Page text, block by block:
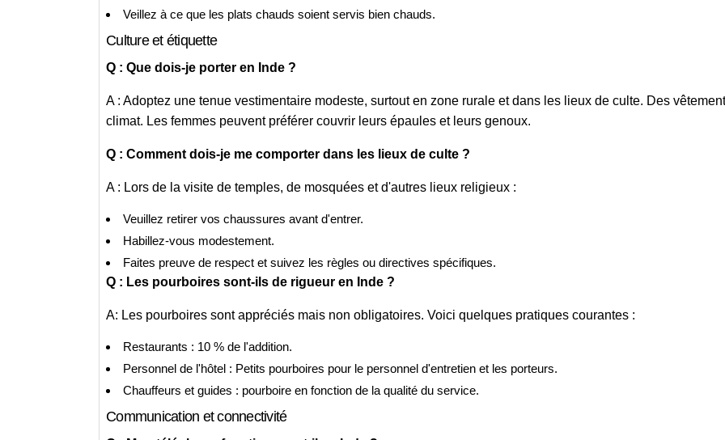
Veillez à ce que les plats chauds soient servis bien chauds.
Culture et étiquette
Q : Que dois-je porter en Inde ?
A : Adoptez une tenue vestimentaire modeste, surtout en zone rurale et dans les lieux de culte. Des
climat. Les femmes peuvent préférer couvrir leurs épaules et leurs genoux.
Q : Comment dois-je me comporter dans les lieux de culte ?
A : Lors de la visite de temples, de mosquées et d'autres lieux religieux :
Veuillez retirer vos chaussures avant d'entrer.
Habillez-vous modestement.
Faites preuve de respect et suivez les règles ou directives spécifiques.
Q : Les pourboires sont-ils de rigueur en Inde ?
A: Les pourboires sont appréciés mais non obligatoires. Voici quelques pratiques courantes :
Restaurants : 10 % de l'addition.
Personnel de l'hôtel : Petits pourboires pour le personnel d'entretien et les porteurs.
Chauffeurs et guides : pourboire en fonction de la qualité du service.
Communication et connectivité